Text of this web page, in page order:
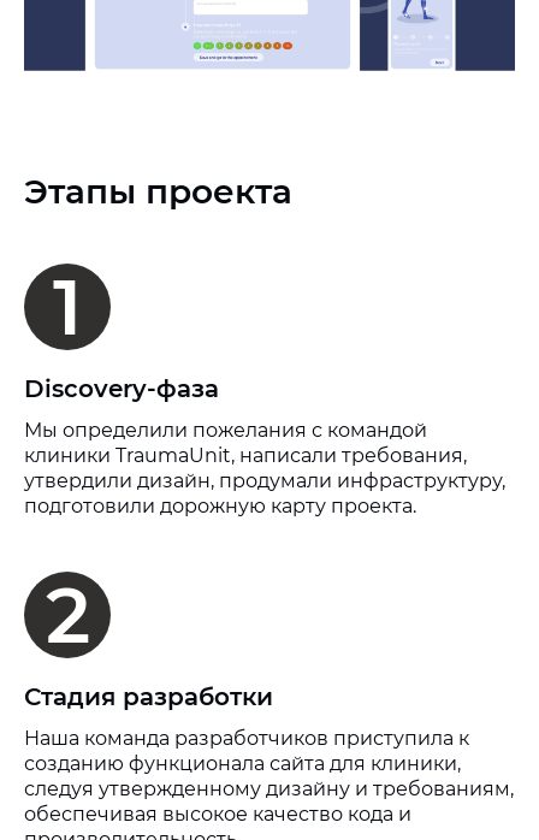
Этапы проекта
1
Discovery-фаза
Мы определили пожелания с командой
клиники TraumaUnit, написали требования,
утвердили дизайн, продумали инфраструктуру,
подготовили дорожную карту проекта.
2
Стадия разработки
Наша команда разработчиков приступила к
созданию функционала сайта для клиники,
следуя утвержденному дизайну и требованиям,
обеспечивая высокое качество кода и